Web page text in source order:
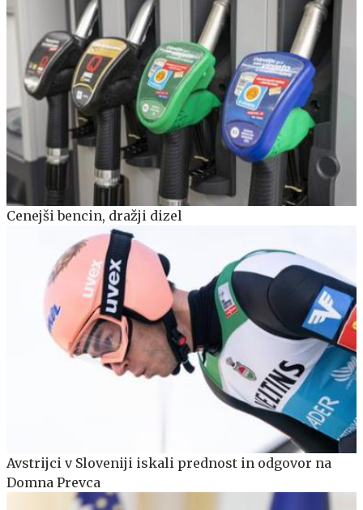
Cenejši bencin, dražji dizel
Avstrijci v Sloveniji iskali prednost in odgovor na
Domna Prevca